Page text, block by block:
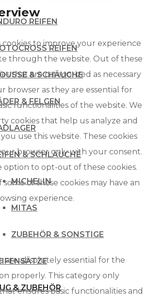
REIFEN
REIFEN
& SCHÄUCHE
& FELGEN
& SCHLÄUCHE
MICHELIN
MITAS
ZUBEHÖR & SONSTIGE
& ZUBEHÖR
cookies to improve your experience
through the website. Out of these
that are categorized as necessary
browser as they are essential for
functionalities of the website. We
cookies that help us analyze and
use this website. These cookies
browser only with your consent.
option to opt-out of these cookies.
of these cookies may have an
experience.
are absolutely essential for the
properly. This category only
ensures basic functionalities and